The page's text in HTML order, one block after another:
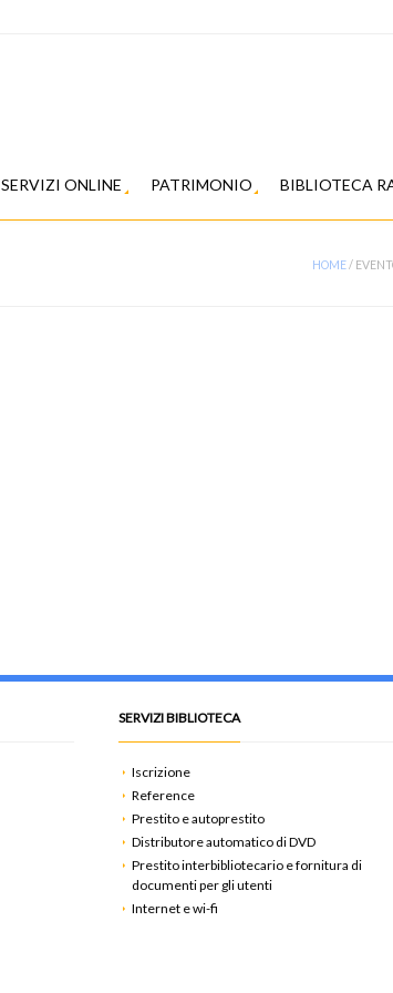
SERVIZI ONLINE PATRIMONIO BIBLIOTECA
HOME/
SERVIZI BIBLIOTECA
Iscrizione
Reference
Prestito e autoprestito
Distributore automatico di DVD
Prestito interbibliotecario e fornitura di
documenti per gli utenti
Internet e wi-fi